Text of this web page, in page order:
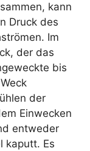
kann
Druck des
Im
der das
bis
der
Einwecken
entweder
kaputt. Es